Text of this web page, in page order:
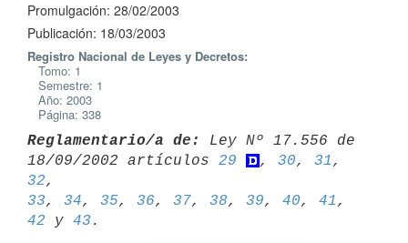
Promulgación: 28/02/2003
Publicación: 18/03/2003
Registro Nacional de Leyes y Decretos:
Tomo: 1
Semestre: 1
Año: 2003
Página: 338
Reglamentario/a de:
Ley Nº 17.556 de
18/09/2002 artículos 29 , 30, 31
32
33, 34, 35, 36, 37, 38, 39, 40, 41
42 y 43